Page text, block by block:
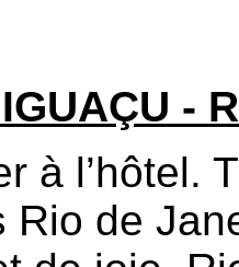
-
à l’hôtel.
Rio de